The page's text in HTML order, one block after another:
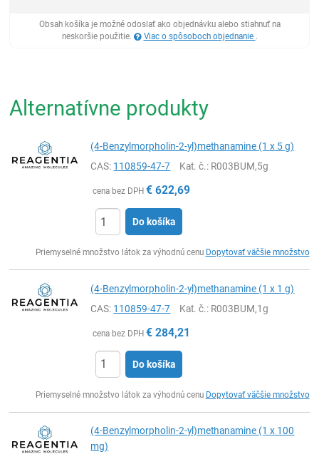
Obsah košíka je možné odoslať ako objednávku alebo stiahnuť na
neskoršie použitie.
Viac o spôsoboch objednanie .
Alternatívne produkty
(4-Benzylmorpholin-2-yl)methanamine (1 x 5 g)
CAS: 110859-47-7 Kat. č.: R003BUM,5g
cena bez DPH € 622,69
Do košíka
Priemyselné množstvo látok za výhodnú cenu Dopytovať väčšie množstvo
(4-Benzylmorpholin-2-yl)methanamine (1 x 1 g)
CAS: 110859-47-7 Kat. č.: R003BUM,1g
cena bez DPH € 284,21
Do košíka
Priemyselné množstvo látok za výhodnú cenu Dopytovať väčšie množstvo
(4-Benzylmorpholin-2-yl)methanamine (1 x 100
mg)